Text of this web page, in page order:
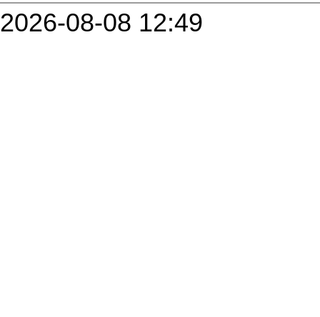
2026-08-08 12:49